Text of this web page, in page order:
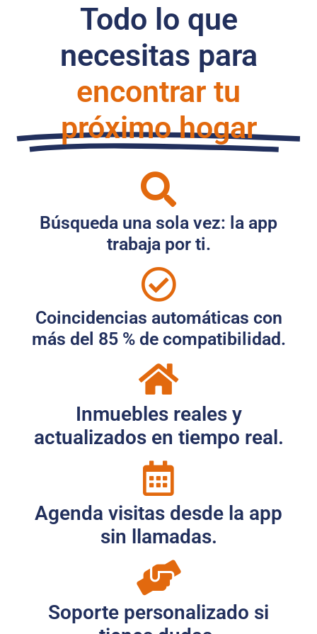
Todo lo que
necesitas para
encontrar tu
próximo hogar
Búsqueda una sola vez: la app
trabaja por ti.
Coincidencias automáticas con
más del 85 % de compatibilidad.
Inmuebles reales y
actualizados en tiempo real.
Agenda visitas desde la app
sin llamadas.
Soporte personalizado si